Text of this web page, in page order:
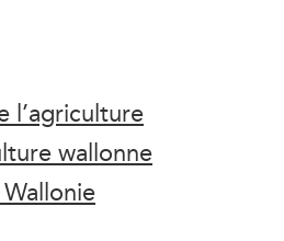
l’agriculture
wallonne